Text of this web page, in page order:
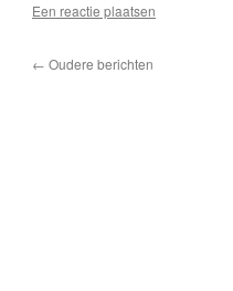
Een reactie plaatsen
← Oudere berichten